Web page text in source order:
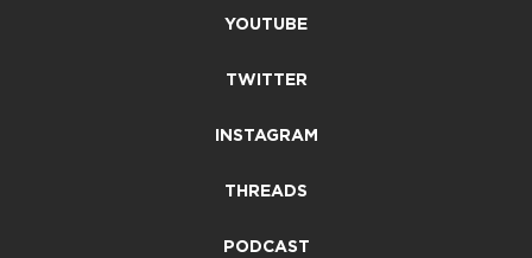
YOUTUBE
TWITTER
INSTAGRAM
THREADS
PODCAST